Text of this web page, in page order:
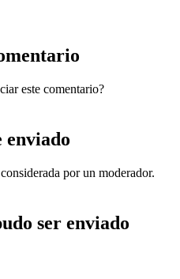
este comentario?
enviado
por un moderador.
ser enviado